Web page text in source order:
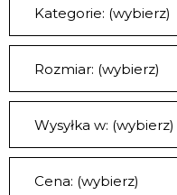
Kategorie: (wybierz)
Rozmiar: (wybierz)
Wysyłka w: (wybierz)
Cena: (wybierz)